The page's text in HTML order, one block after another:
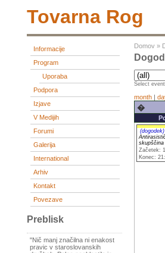
Tovarna Rog
Informacije
Program
Uporaba
Podpora
Izjave
V Medijih
Forumi
Galerija
International
Arhiv
Kontakt
Povezave
Preblisk
"Nič manj značilna ni enakost
pravic v staroslovanskih
Domov »
Select
month |
�
(dogodek)
skupščina
Začetek:
Konec: